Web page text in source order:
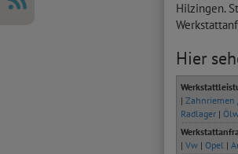
Hilzingen.
Hier
| Zahnriemen
Radlager|
| Vw| Opel|